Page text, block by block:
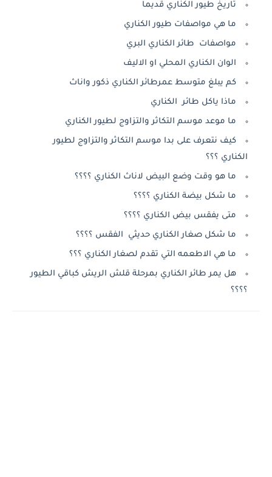
تاريخ طيور الكناري قديما
ما هي مواصفات طيور الكناري
مواصفات طائر الكناري البري
الوان الكناري المحلي او الاليف
كم يبلغ متوسط عمرطائر الكناري ذكور واناث
ماذا ياكل طائر الكناري
ما موعد موسم التكاثر والتزاوج لطيور الكناري
كيف نتعرف على بدا موسم التكاثر والتزاوج لطيور
الكناري ؟؟؟
ما هو وقت وضع البيض لاناث الكناري ؟؟؟؟
ما شكل بيضة الكناري ؟؟؟؟
متى يفقس بيض الكناري ؟؟؟؟
ما شكل صغار الكناري حديثي الفقس ؟؟؟؟
ما هي الاطعمه التي تقدم لصغار الكناري ؟؟؟
هل يمر طائر الكناري بمرحلة قلش الريش كباقي الطيور
؟؟؟؟